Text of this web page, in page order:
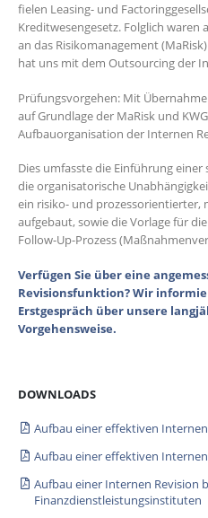
fielen Leasing- und
Kreditwesengesetz. Folglich
an das Risikomanagement
hat uns mit dem Outsourcing der
Prüfungsvorgehen: Mit
auf Grundlage der MaRisk und
Aufbauorganisation der Internen
Dies umfasste die Einführung
die organisatorische
ein risiko- und prozessorientierter,
aufgebaut, sowie die Vorlage für
Follow-Up-Prozess
Verfügen Sie über eine
Revisionsfunktion? Wir
Erstgespräch über unsere
Vorgehensweise.
DOWNLOADS
Aufbau einer effektiven
Aufbau einer effektiven
Aufbau einer Internen Revision
Finanzdienstleistungsinstituten